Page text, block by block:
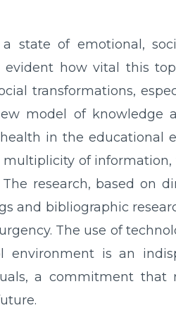
state of emotional,
how vital this
transformations,
model of knowledge
in the educational
of
research, based on
and bibliographic
The use of
environment is an
a commitment